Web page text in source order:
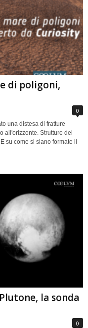
di poligoni,
0
una distesa di fratture
all'orizzonte. Strutture del
su come si siano formate il
la sonda
0